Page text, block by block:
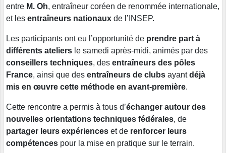
entre M. Oh, entraîneur coréen de renommée internationale,
et les entraîneurs nationaux de l’INSEP.
Les participants ont eu l’opportunité de prendre part à
différents ateliers le samedi après-midi, animés par des
conseillers techniques, des entraîneurs des pôles
France, ainsi que des entraîneurs de clubs ayantdéjà
mis en œuvre cette méthode en avant-première.
Cette rencontre a permis à tous d’échanger autour des
nouvelles orientations techniques fédérales, de
partager leurs expériences et de renforcer leurs
compétences pour la mise en pratique sur le terrain.